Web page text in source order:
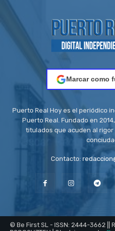
Marcar como
Puerto Real Hoy es el periódico
Puerto Real. Fundado en
titulados que acuden al
Contacto:
© Be First SL - ISSN: 2444-3662 ||